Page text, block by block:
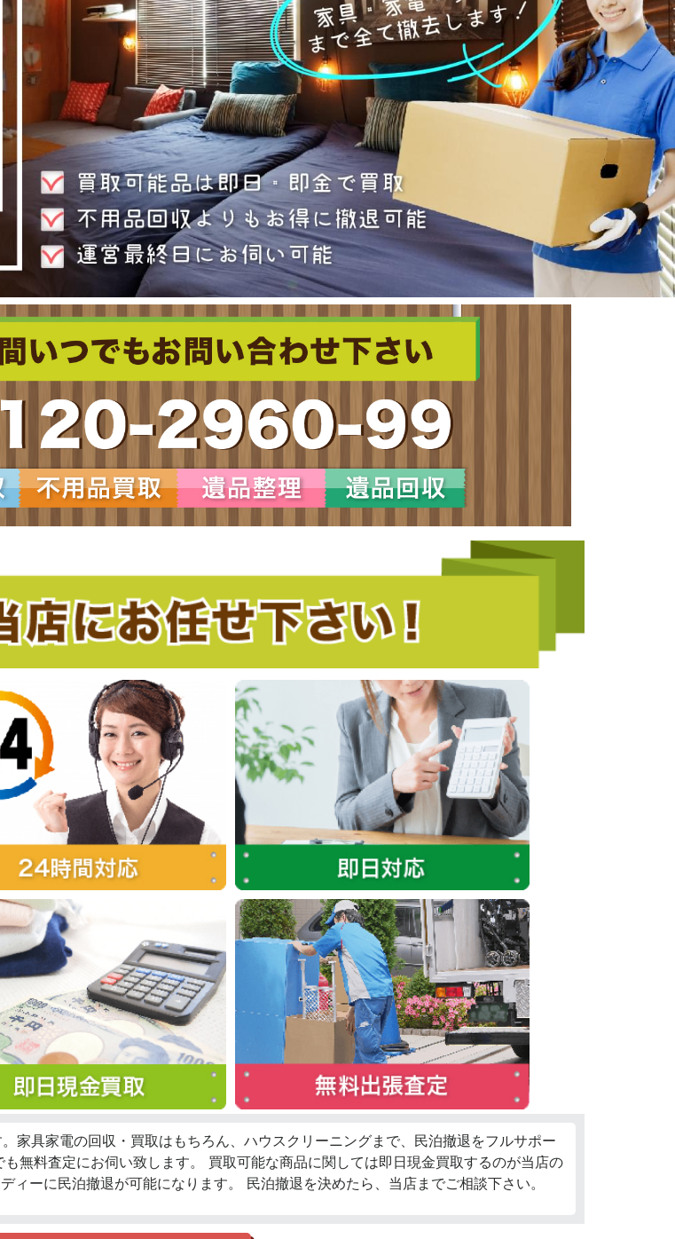
家具家電の回収・買取はもちろん、ハウスクリーニングまで、民泊撤退をフルサポー
無料査定にお伺い致します。 買取可能な商品に関しては即日現金買取するのが当店の
ーに民泊撤退が可能になります。 民泊撤退を決めたら、当店までご相談下さい。